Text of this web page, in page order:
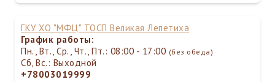
ГКУ ХО "МФЦ" ТОСП Великая Лепетиха
График работы:
Пн., Вт., Ср., Чт., Пт.: 08:00 - 17:00 (без обеда)
Сб, Вс.: Выходной
+78003019999